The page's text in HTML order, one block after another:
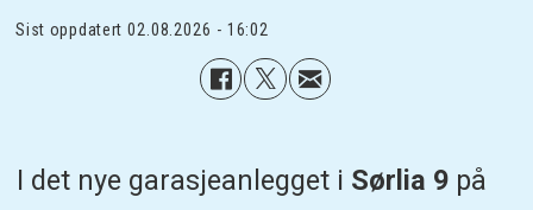
Sist oppdatert 02.08.2026 - 16:02
I det nye garasjeanlegget i Sørlia 9på